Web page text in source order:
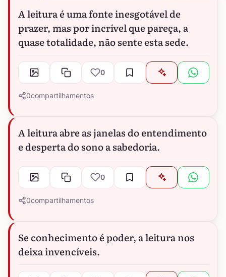
A leitura é uma fonte inesgotável de
prazer, mas por incrível que pareça, a
quase totalidade, não sente esta sede.
0
0compartilhamentos
A leitura abre as janelas do entendimento
e desperta do sono a sabedoria.
0
0compartilhamentos
Se conhecimento é poder, a leitura nos
deixa invencíveis.